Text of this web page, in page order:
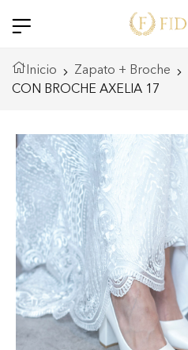
Inicio Zapato + Broche
CON BROCHE AXELIA 17